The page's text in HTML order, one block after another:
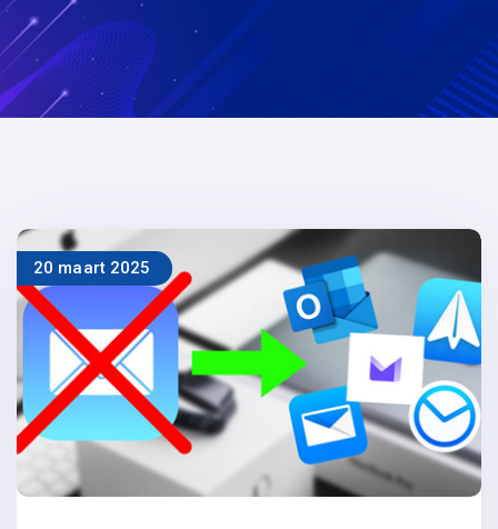
20 maart 2025